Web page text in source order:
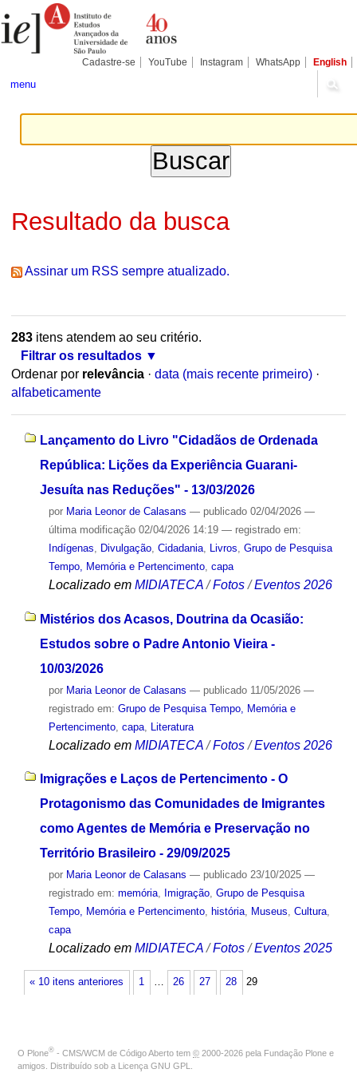
para
conteúdo.
Pessoais
Cadastre-se YouTube Instagram WhatsApp English
menu
Resultado da busca
Assinar um RSS sempre atualizado.
283itens atendem ao seu critério.
Filtrar os resultados
Ordenar por relevância · data (mais recente primeiro) ·
alfabeticamente
Lançamento do Livro "Cidadãos de Ordenada
República: Lições da Experiência Guarani-
Jesuíta nas Reduções" - 13/03/2026
por Maria Leonor de Calasans — publicado02/04/2026 —
última modificação02/04/2026 14:19 — registrado em:
Indígenas
Divulgação, Cidadania, Livros Grupo de Pesquisa
Tempo, Memória e Pertencimento, capa
Localizado em MIDIATECA /Fotos /Eventos 2026
Mistérios dos Acasos, Doutrina da Ocasião:
Estudos sobre o Padre Antonio Vieira -
10/03/2026
por Maria Leonor de Calasans — publicado11/05/2026 —
registrado em: Grupo de Pesquisa Tempo, Memória e
Pertencimento, capa, Literatura
Localizado em MIDIATECA /Fotos /Eventos 2026
Imigrações e Laços de Pertencimento - O
Protagonismo das Comunidades de Imigrantes
como Agentes de Memória e Preservação no
Território Brasileiro - 29/09/2025
por Maria Leonor de Calasans — publicado23/10/2025 —
registrado em: memória, Imigração, Grupo de Pesquisa
Tempo, Memória e Pertencimento, história, Museus, Cultura,
capa
Localizado em MIDIATECA /Fotos /Eventos 2025
« 10 itens anteriores 1 … 26 27 28 29
O Plone® - CMS/WCM de Código Aberto tem © 2000-2026 pela Fundação Plone e
amigos. Distribuído sob a Licença GNU GPL